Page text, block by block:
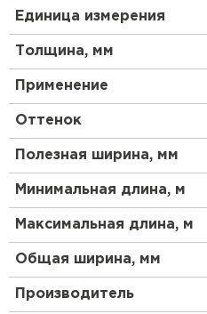
Единица измерения
Толщина, мм
Применение
Оттенок
Полезная ширина, мм
Минимальная длина, м
Максимальная длина, м
Общая ширина, мм
Производитель
Штакетник